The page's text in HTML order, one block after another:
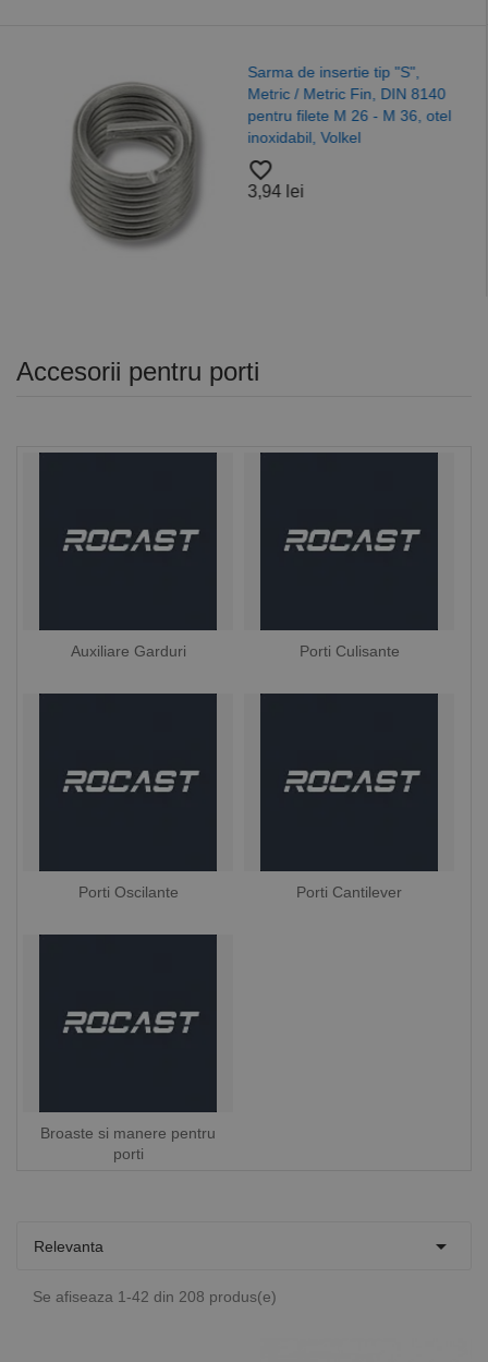
Saiba plata forma
125 ISO 7089, otel,
A4/A2, Alama,
favorite_border
Accesorii pentru porti
Auxiliare Garduri Porti Culisante
Porti Oscilante Porti Cantilever
Broaste si manere pentru
porti
Relevanta 
Se afiseaza 1-42 din 208 produs(e)